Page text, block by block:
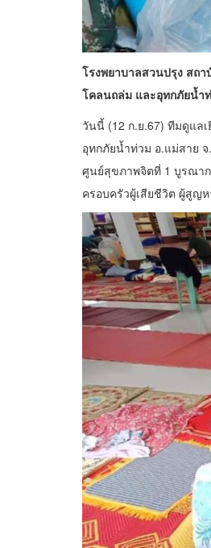
โรงพยาบาลสวนปรุง สถ
โคลนถล่ม และอุทกภัยน้ำ
วันนี้ (12 ก.ย.67) ทีมดูแล
อุทกภัยน้ำท่วม อ.แม่สาย
ศูนย์สุขภาพจิตที่ 1 บูรณาก
ครอบครัวผู้เสียชีวิต ผู้สูญ